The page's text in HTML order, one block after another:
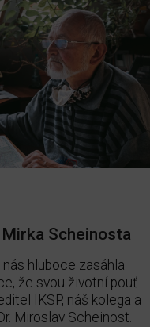
Scheinosta
hluboce zasáhla
že svou životní pouť
IKSP, náš kolega a
Miroslav Scheinost.